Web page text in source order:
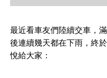
最近看車友們陸續交車，
後連續幾天都在下雨，終
悅給大家：